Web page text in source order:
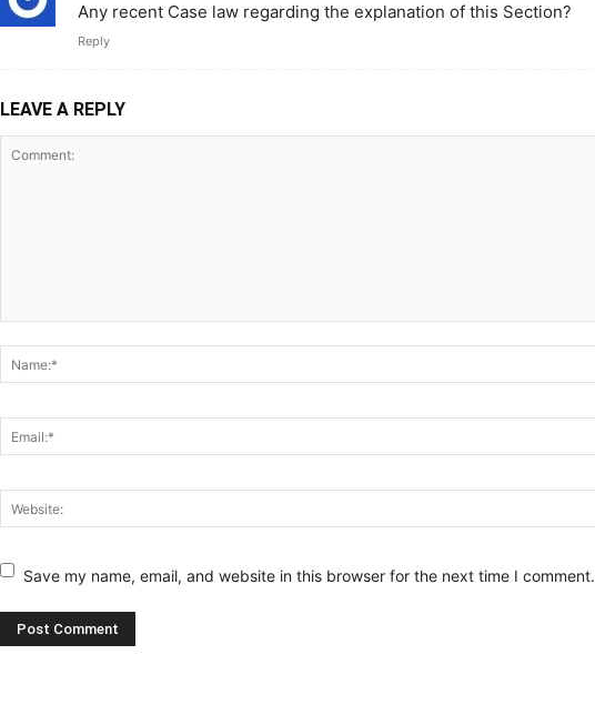
Any recent Case law regarding the explanation of this Section?
Reply
LEAVE A REPLY
Save my name, email, and website in this browser for the next time I comment.